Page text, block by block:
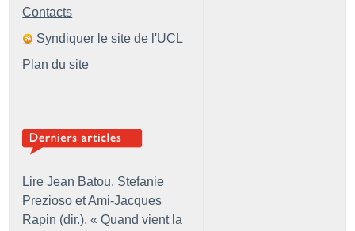
Contacts
Syndiquer le site de l'UCL
Plan du site
Lire Jean Batou, Stefanie
Prezioso et Ami-Jacques
Rapin (dir.), « Quand vient la